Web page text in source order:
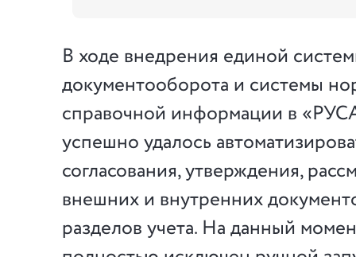
В ходе внедрения единой
документооборота и системы
справочной информации в
успешно удалось
согласования, утверждения,
внешних и внутренних
разделов учета. На данный